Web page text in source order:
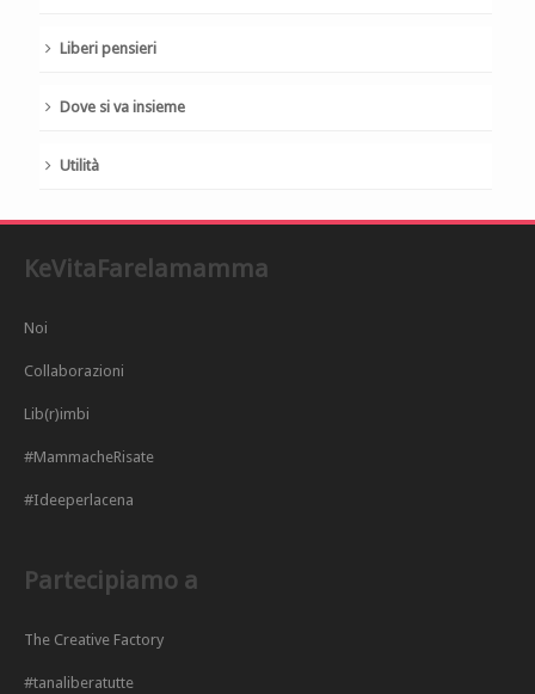
Liberi pensieri
Dove si va insieme
Utilità
KeVitaFarelamamma
Noi
Collaborazioni
Lib(r)imbi
#MammacheRisate
#Ideeperlacena
Partecipiamo a
The Creative Factory
#tanaliberatutte